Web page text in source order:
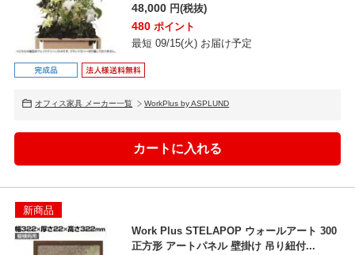
48,000 円(税抜)
480 ポイント
最短 09/15(火) お届け予定
オフィス家具 メーカー一覧 WorkPlus by ASPLUND
新商品
Work Plus STELAPOP ウォールアート 300
正方形 アートパネル 壁掛け 吊り紐付...